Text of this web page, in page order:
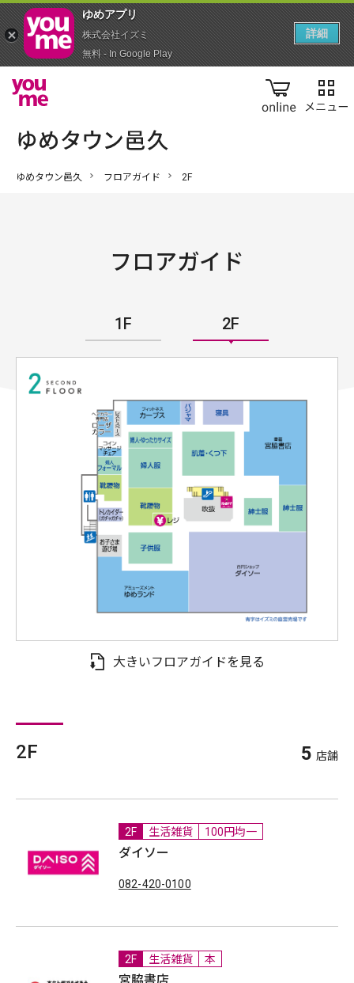
online
ゆめタウン邑久 フロアガイド 2F
フロアガイド
1F 2F
大きいフロアガイドを見る
2F 5 店舗
2F 生活雑貨 100円均一
ダイソー
082-420-0100
2F 生活雑貨 本
ゆめアプ‪リ‬
株式会社イズミ
無料 - In Google Play
詳細